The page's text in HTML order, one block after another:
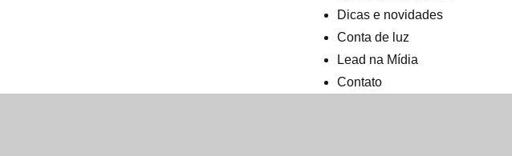
Dicas e novidades
Conta de luz
Lead na Mídia
Contato